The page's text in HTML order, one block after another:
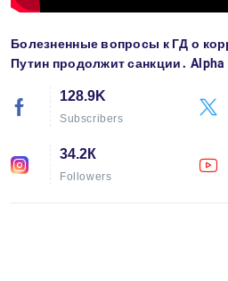
Болезненные вопросы к ГД о
Путин продолжит санкции․ Alpha
128.9K
Subscribers
34.2К
Followers